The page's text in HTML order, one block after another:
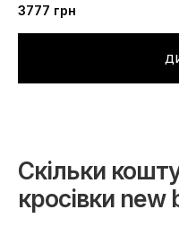
3777 грн
Скільки
кросівки new